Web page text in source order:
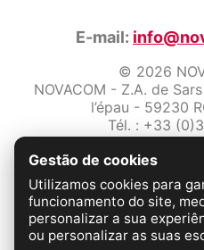
E-mail:
© 2026
NOVACOM - Z.A. de
l’épau - 59230
Tél. : +33
Avisos
Proteção
Condições
Fale
Gestão de cookies
Utilizamos cookies para
funcionamento do site,
personalizar a sua
ou personalizar as suas